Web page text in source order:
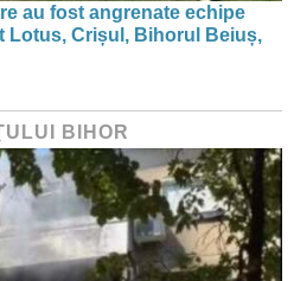
au fost angrenate echipe
Lotus, Crișul, Bihorul Beiuș,
BIHOR